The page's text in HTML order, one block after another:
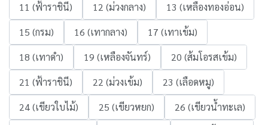
11 (ฟ้าราชินี)
12 (ม่วงกลาง)
13 (เหลืองทองอ่อน)
15 (กรม)
16 (เทากลาง)
17 (เทาเข้ม)
18 (เทาดำ)
19 (เหลืองจันทร์)
20 (ส้มโอรสเข้ม)
21 (ฟ้าราชินี)
22 (ม่วงเข้ม)
23 (เลือดหมู)
24 (เขียวใบไม้)
25 (เขียวหยก)
26 (เขียวน้ำทะเล)